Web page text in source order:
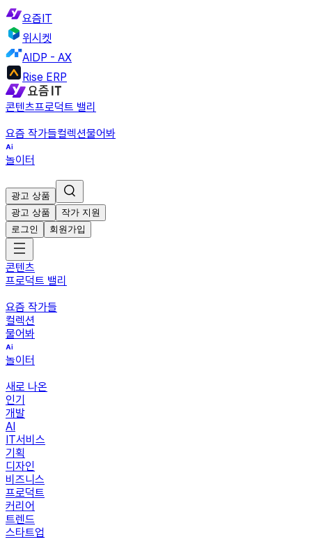
요즘IT
위시켓
AIDP - AX
Rise ERP
콘텐츠프로덕트 밸리
요즘 작가들컬렉션물어봐
놀이터
광고 상품
광고 상품
작가 지원
로그인
회원가입
콘텐츠
프로덕트 밸리
요즘 작가들
컬렉션
물어봐
놀이터
새로 나온
인기
개발
AI
IT서비스
기획
디자인
비즈니스
프로덕트
커리어
트렌드
스타트업